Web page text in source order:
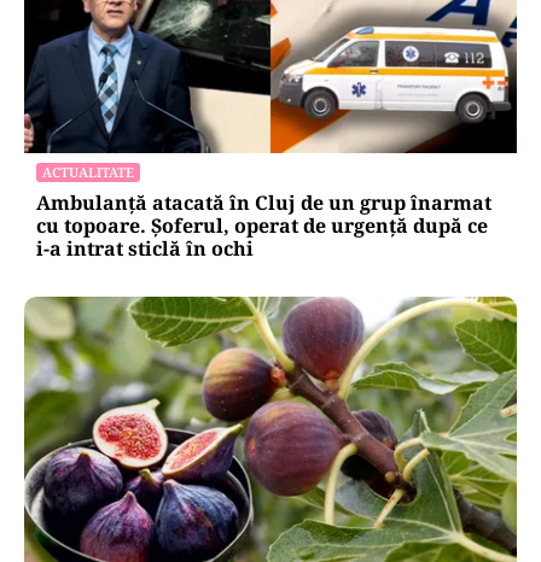
ACTUALITATE
Ambulanță atacată în Cluj de un grup înarmat
cu topoare. Șoferul, operat de urgență după ce
i-a intrat sticlă în ochi